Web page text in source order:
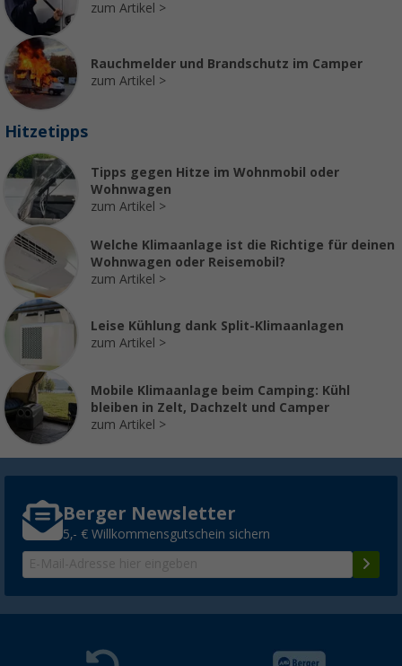
zum Artikel
Rauchmelder und Brandschutz im Camper
zum Artikel
Hitzetipps
Tipps gegen Hitze im Wohnmobil oder
Wohnwagen
zum Artikel
Welche Klimaanlage ist die Richtige für deinen
Wohnwagen oder Reisemobil?
zum Artikel
Leise Kühlung dank Split-Klimaanlagen
zum Artikel
Mobile Klimaanlage beim Camping: Kühl
bleiben in Zelt, Dachzelt und Camper
zum Artikel
Berger Newsletter
5,- € Willkommensgutschein sichern